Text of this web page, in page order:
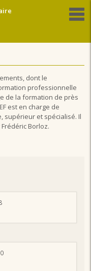
dont le
professionnelle
de la formation de près
est en charge de
supérieur et spécialisé. Il
Borloz.